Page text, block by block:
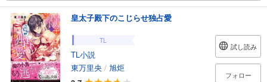
皇太子殿下のこじらせ独占愛
TL
TL小説
東万里央 / 旭炬
試し読み
フォロー